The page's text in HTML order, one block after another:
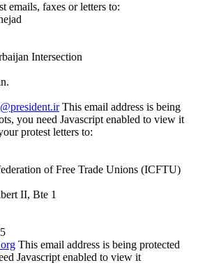
emails, faxes or letters to:
Intersection
This email address is being
you need Javascript enabled to view it
protest letters to:
of Free Trade Unions (ICFTU)
II, Bte 1
This email address is being protected
Javascript enabled to view it